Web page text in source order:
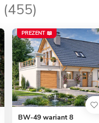
(455)
PREZENT 📖
BW-49 wariant 8